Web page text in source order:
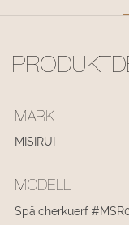
MARK
MISIRUI
MODELL
Späicherkuerf